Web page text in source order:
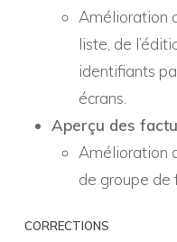
Amélioration
liste, de
identifiants
écrans.
Aperçu des
Amélioration
de groupe de
CORRECTIONS